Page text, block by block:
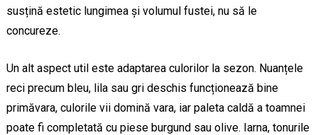
susțină estetic lungimea și volumul fustei, nu să le
concureze.
Un alt aspect util este adaptarea culorilor la sezon. Nuanțele
reci precum bleu, lila sau gri deschis funcționează bine
primăvara, culorile vii domină vara, iar paleta caldă a toamnei
poate fi completată cu piese burgund sau olive. Iarna, tonurile